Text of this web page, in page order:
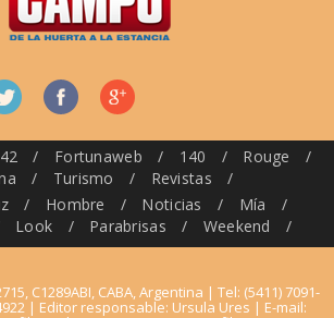
/ Fortunaweb / 140 / Rouge
/
/ Turismo / Revistas
/
/ Hombre / Noticias / Mía
/
Look / Parabrisas / Weekend /
C1289ABI, CABA, Argentina | Tel: (5411) 7091-
| Editor responsable: Ursula Ures | E-mail: